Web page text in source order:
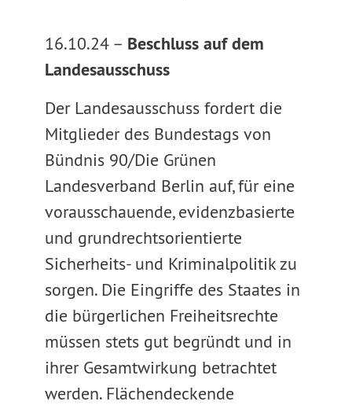
16.10.24 – Beschluss auf dem
Landesausschuss
Der Landesausschuss fordert die
Mitglieder des Bundestags von
Bündnis 90/Die Grünen
Landesverband Berlin auf, für eine
vorausschauende, evidenzbasierte
und grundrechtsorientierte
Sicherheits- und Kriminalpolitik zu
sorgen. Die Eingriffe des Staates in
die bürgerlichen Freiheitsrechte
müssen stets gut begründt und in
ihrer Gesamtwirkung betrachtet
werden. Flächendeckende